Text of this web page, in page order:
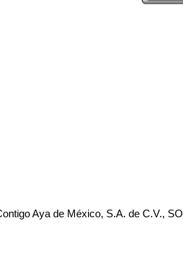
Aya de México, S.A. de C.V.,